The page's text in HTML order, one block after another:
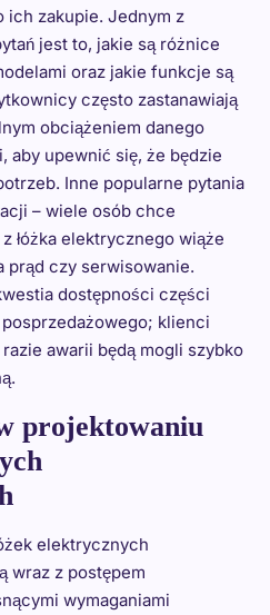
ich zakupie. Jednym z
jest to, jakie są różnice
oraz jakie funkcje są
często zastanawiają
obciążeniem danego
aby upewnić się, że będzie
Inne popularne pytania
– wiele osób chce
łóżka elektrycznego wiąże
prąd czy serwisowanie.
dostępności części
klienci
awarii będą mogli szybko
projektowaniu
elektrycznych
wraz z postępem
wymaganiami